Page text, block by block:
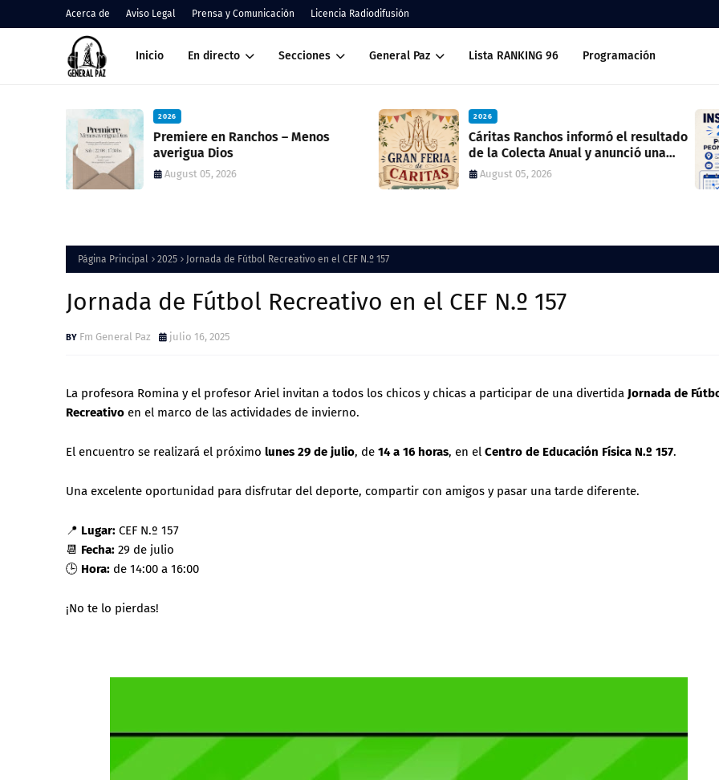
Acerca de Aviso Legal Prensa y Comunicación Licencia Radiodifusión
Inicio En directo Secciones General Paz Lista RANKING 96 Programación
2026
Cáritas Ranchos informó el resultado
de la Colecta Anual y anunció una
nueva feria solidaria
August 05, 2026
2026
Inscripción 2027 Porteros y Peones de
Cocina
July 28, 2026
Página Principal 2025 Jornada de Fútbol Recreativo en el CEF N.º 157
Jornada de Fútbol Recreativo en el CEF N.º 157
Fm General Paz julio 16, 2025
La profesora Romina y el profesor Ariel invitan a todos los chicos y chicas a participar de una divertida Jornada de
Recreativo en el marco de las actividades de invierno.
El encuentro se realizará el próximo lunes 29 de julio, de 14 a 16 horas, en el Centro de Educación Física N.º 157.
Una excelente oportunidad para disfrutar del deporte, compartir con amigos y pasar una tarde diferente.
📍 Lugar: CEF N.º 157
📆 Fecha: 29 de julio
🕒 Hora: de 14:00 a 16:00
¡No te lo pierdas!